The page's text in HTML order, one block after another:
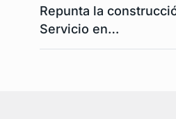
Repunta la
Servicio en…